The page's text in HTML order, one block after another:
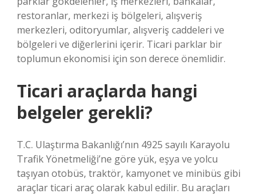
restoranlar, merkezi iş bölgeleri, alışveriş
merkezleri, oditoryumlar, alışveriş caddeleri ve
bölgeleri ve diğerlerini içerir. Ticari parklar bir
toplumun ekonomisi için son derece önemlidir.
Ticari araçlarda hangi
belgeler gerekli?
T.C. Ulaştırma Bakanlığı’nın 4925 sayılı Karayolu
Trafik Yönetmeliği’ne göre yük, eşya ve yolcu
taşıyan otobüs, traktör, kamyonet ve minibüs gibi
araçlar ticari araç olarak kabul edilir. Bu araçları